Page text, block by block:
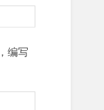
，编写